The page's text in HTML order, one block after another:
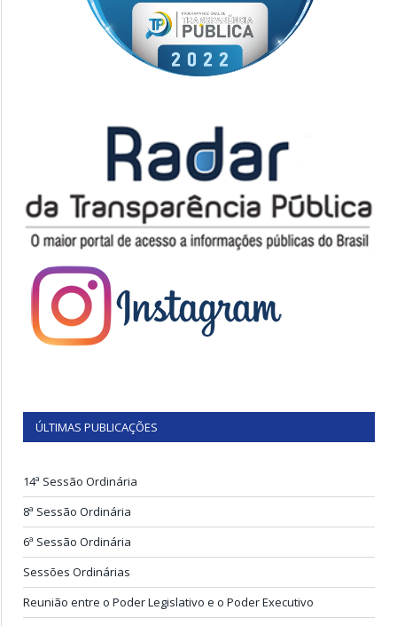
ÚLTIMAS PUBLICAÇÕES
14ª Sessão Ordinária
8ª Sessão Ordinária
6ª Sessão Ordinária
Sessões Ordinárias
Reunião entre o Poder Legislativo e o Poder Executivo